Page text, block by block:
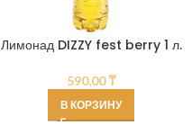
Лимонад DIZZY fest berry 1 л.
590,00₸
В КОРЗИНУ